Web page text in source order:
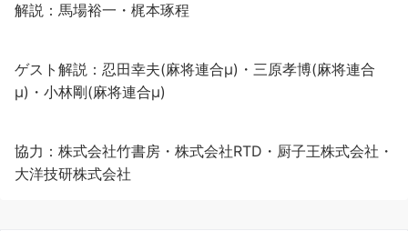
解説：馬場裕一・梶本琢程
ゲスト解説：忍田幸夫(麻将連合μ)・三原孝博(麻将連合
μ)・小林剛(麻将連合μ)
協力：株式会社竹書房・株式会社RTD・厨子王株式会社・
大洋技研株式会社